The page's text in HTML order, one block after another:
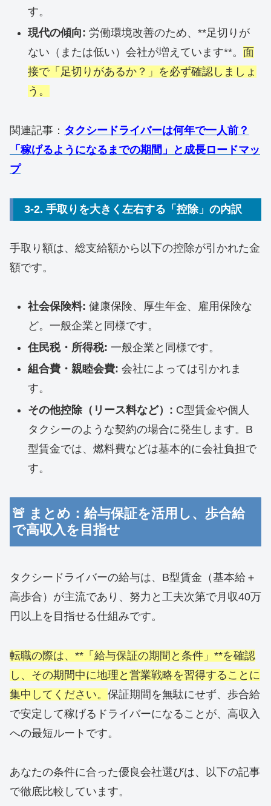
す。
現代の傾向: 労働環境改善のため、**足切りが
ない（または低い）会社が増えています**。 面
接で「足切りがあるか？」を必ず確認しましょ
う。
関連記事： タクシードライバーは何年で一人前？
「稼げるようになるまでの期間」と成長ロードマッ
プ
3-2. 手取りを大きく左右する「控除」の内訳
手取り額は、総支給額から以下の控除が引かれた金
額です。
社会保険料: 健康保険、厚生年金、雇用保険な
ど。一般企業と同様です。
住民税・所得税: 一般企業と同様です。
組合費・親睦会費: 会社によっては引かれま
す。
その他控除（リース料など）: C型賃金や個人
タクシーのような契約の場合に発生します。B
型賃金では、燃料費などは基本的に会社負担で
す。
🚨 まとめ：給与保証を活用し、歩合給
で高収入を目指せ
タクシードライバーの給与は、B型賃金（基本給＋
高歩合）が主流であり、努力と工夫次第で月収40万
円以上を目指せる仕組みです。
転職の際は、**「給与保証の期間と条件」**を確認
し、その期間中に地理と営業戦略を習得することに
集中してください。 保証期間を無駄にせず、歩合給
で安定して稼げるドライバーになることが、高収入
への最短ルートです。
あなたの条件に合った優良会社選びは、以下の記事
で徹底比較しています。